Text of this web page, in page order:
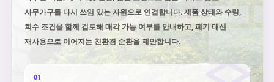
사무가구를 다시 쓰임 있는 자원으로 연결합니다. 제품 상태와 수량,
회수 조건을 함께 검토해 매각 가능 여부를 안내하고, 폐기 대신
재사용으로 이어지는 친환경 순환을 제안합니다.
01